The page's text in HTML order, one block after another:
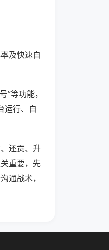
及快速自
”等功能，
运行、自
还贡、升
重要，先
通战术，